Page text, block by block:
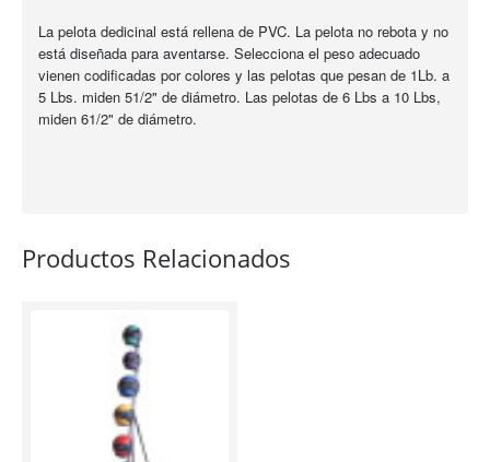
La pelota dedicinal está rellena de PVC. La pelota no rebota y no
está diseñada para aventarse. Selecciona el peso adecuado
vienen codificadas por colores y las pelotas que pesan de 1Lb. a
5 Lbs. miden 51/2" de diámetro. Las pelotas de 6 Lbs a 10 Lbs,
miden 61/2" de diámetro.
Productos Relacionados